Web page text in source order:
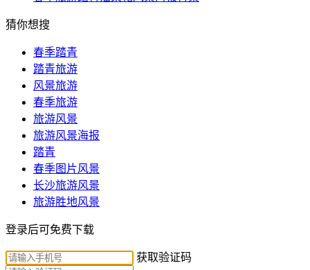
猜你想搜
春季踏青
踏青旅游
风景旅游
春季旅游
旅游风景
旅游风景海报
踏青
春季图片风景
长沙旅游风景
旅游胜地风景
登录后可免费下载
获取验证码